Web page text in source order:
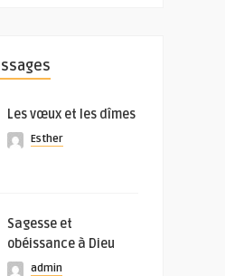
Les vœux et les dîmes
Esther
Sagesse et
obéissance à Dieu
admin